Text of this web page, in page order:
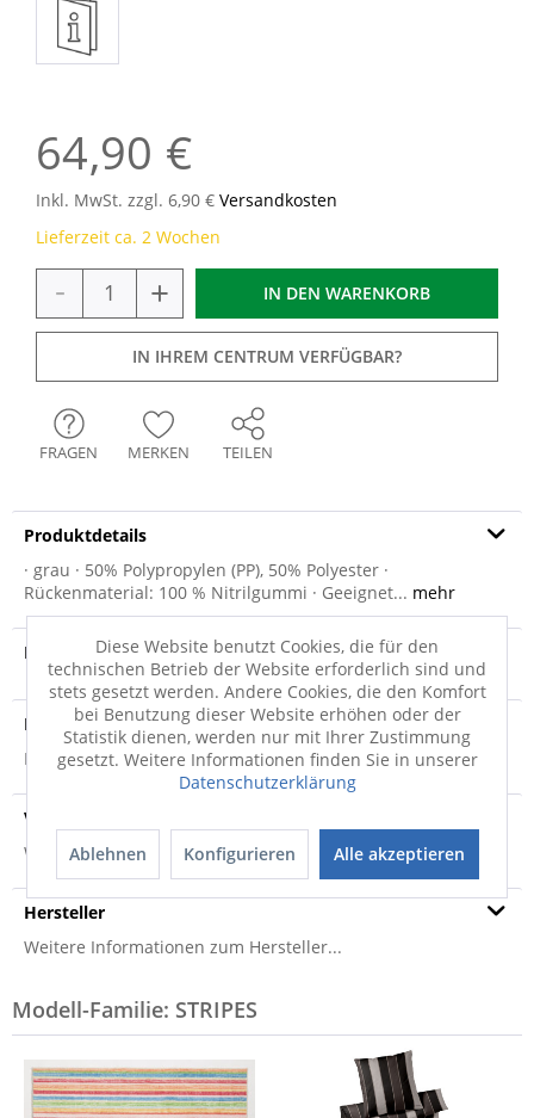
64,90 €
Inkl. MwSt. zzgl. 6,90 € Versandkosten
Lieferzeit ca. 2 Wochen
- + IN DEN WARENKORB
IN IHREM CENTRUM VERFÜGBAR?
FRAGEN MERKEN TEILEN
Produktdetails
· grau · 50% Polypropylen (PP), 50% Polyester ·
Rückenmaterial: 100 % Nitrilgummi · Geeignet... mehr
Produktvideo
Produktsicherheit
Produktsicherheit
Versandinfo
Weitere Informationen zum Versand...
Hersteller
Weitere Informationen zum Hersteller...
Modell-Familie: STRIPES
Diese Website benutzt Cookies, die für den
technischen Betrieb der Website erforderlich sind und
stets gesetzt werden. Andere Cookies, die den Komfort
bei Benutzung dieser Website erhöhen oder der
Statistik dienen, werden nur mit Ihrer Zustimmung
gesetzt. Weitere Informationen finden Sie in unserer
Datenschutzerklärung
Ablehnen Konfigurieren Alle akzeptieren